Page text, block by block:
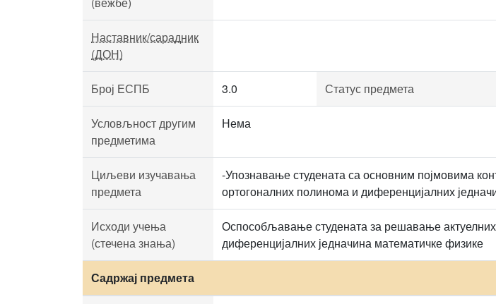
Наставник/сарадник
(ДОН)
Број ЕСПБ 3.0 Статус предмета
Условљност другим
предметима
Нема
Циљеви изучавања
предмета
-Упознавање студената са основним појмовима
ортогоналних полинома и диференцијалних
Исходи учења
(стечена знања)
Оспособљавање студената за решавање
диференцијалних једначина математичке физике
Садржај предмета